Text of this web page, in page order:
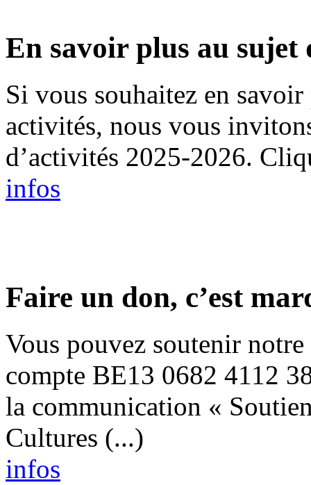
En savoir plus au sujet
Si vous souhaitez en
activités, nous vous
d’activités 2025-2026.
infos
Faire un don, c’est
Vous pouvez soutenir
compte BE13 0682 4112
la communication «
Cultures (...)
infos